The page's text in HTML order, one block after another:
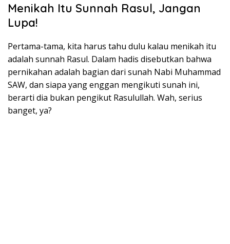
Menikah Itu Sunnah Rasul, Jangan
Lupa!
Pertama-tama, kita harus tahu dulu kalau menikah itu
adalah sunnah Rasul. Dalam hadis disebutkan bahwa
pernikahan adalah bagian dari sunah Nabi Muhammad
SAW, dan siapa yang enggan mengikuti sunah ini,
berarti dia bukan pengikut Rasulullah. Wah, serius
banget, ya?